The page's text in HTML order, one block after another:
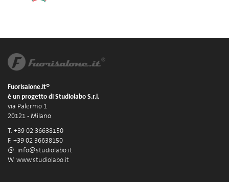
Fuorisalone.it®
è un progetto di Studiolabo S.r.l.
via Palermo 1
20121 - Milano
T. +39 02 36638150
F. +39 02 36638150
@. info@studiolabo.it
W. www.studiolabo.it